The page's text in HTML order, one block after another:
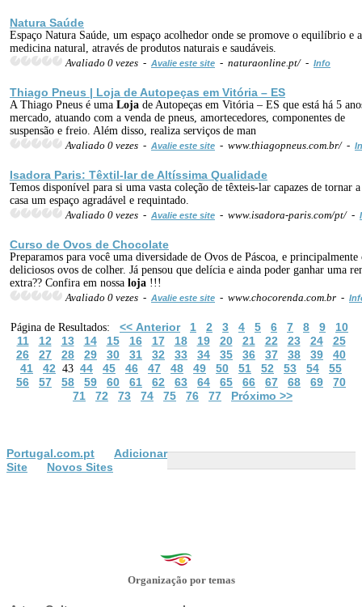
Natura Saúde
Espaço Natura Saúde, um espaço acolhedor onde se promove o equilíbrio e a
medicina natural, através de produtos naturais e saudáveis.
Avaliado 0 vezes - Avalie este site - naturaonline.pt/ - Info
Thiago Pneus | Loja de Autopeças em Vitória – ES
A Thiago Pneus é uma Loja de Autopeças em Vitória – ES que está há 5
mercado, atuando com a venda de pneus, amortecedores, componentes de
suspensão e freio. Além disso, realiza serviços de man
Avaliado 0 vezes - Avalie este site - www.thiagopneus.com.br/ -
Isadora Paris: Têxtil-lar de Altíssima Qualidade
Temos disponível para si uma vasta coleção de têxteis-lar capazes de tornar a
casa um espaço agradável e requintado.
Avaliado 0 vezes - Avalie este site - www.isadora-paris.com/pt/ -
Curso de Ovos de Chocolate
Preparamos para você uma diversidade de Ovos de Páscoa, e principalmente
deliciosos ovos de colher. Já pensou que delícia e ainda poder ganhar uma
extra?? Confira em nossa loja !!!
Avaliado 0 vezes - Avalie este site - www.chocorenda.com.br -
Página de Resultados: << Anterior 1 2 3 4 5 6 7 8 9
10
11
12 13 14 15 16 17 18 19 20 21 22 23 24
25
26
27 28 29 30 31 32 33 34 35 36 37 38 39
40
41
42 43 44 45 46 47 48 49 50 51 52 53 54
55
56
57 58 59 60 61 62 63 64 65 66 67 68 69
70
71
72 73 74 75 76 77 Próximo >>
Portugal.com.pt
Adicionar
Site
Novos Sites
Organização por temas